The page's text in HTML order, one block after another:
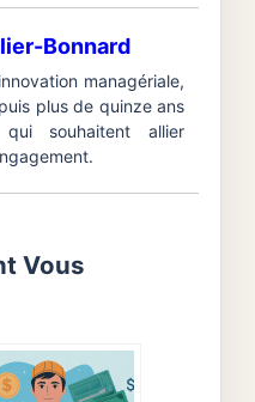
Bonnard
managériale,
plus de quinze ans
souhaitent allier
Vous